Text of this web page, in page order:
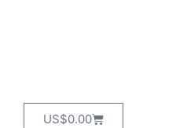
US$0.00